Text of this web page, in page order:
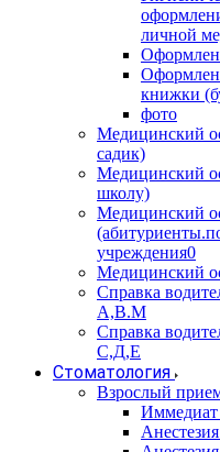
личной
книжки
фото
Медицинский
садик)
Медицинский
школу)
Медицинский
учреждения0
Медицинский
Справка
А,В.М
Справка
С,Д,Е
Стоматология
Взрослый
Иммедиат